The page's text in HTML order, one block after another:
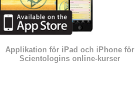
Applikation för iPad och iPhone för
Scientologins online-kurser